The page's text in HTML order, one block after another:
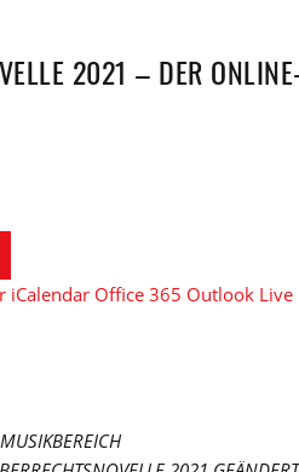
2021 – DER
iCalendar Office 365 Outlook Live